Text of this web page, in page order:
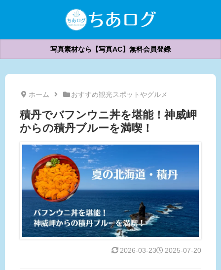
写真素材なら【写真AC】無料会員登録
ホーム おすすめ観光スポットやグルメ
積丹でバフンウニ丼を堪能！神威岬
からの積丹ブルーを満喫！
2025-07-20
2026-03-23